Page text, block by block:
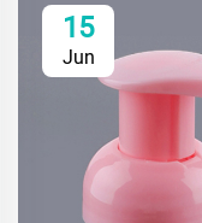
15
Jun